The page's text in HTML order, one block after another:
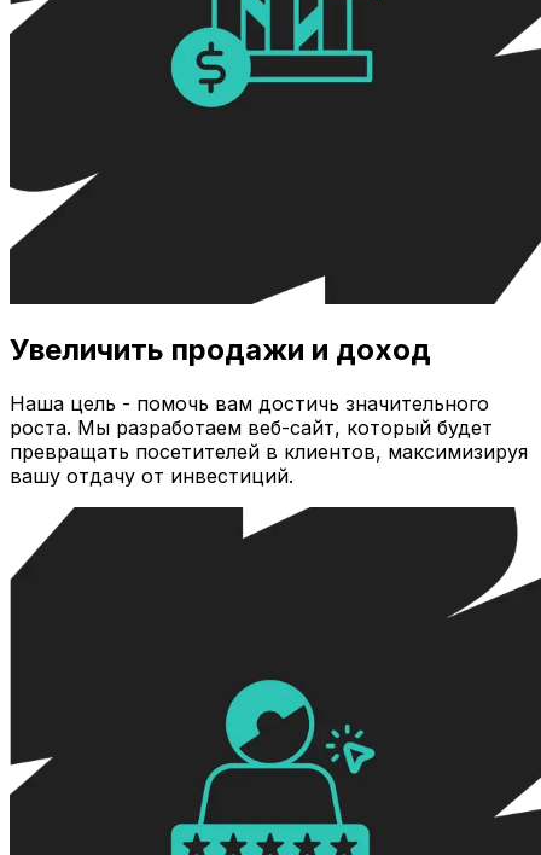
Увеличить продажи и доход
Наша цель - помочь вам достичь значительного
роста. Мы разработаем веб-сайт, который будет
превращать посетителей в клиентов, максимизируя
вашу отдачу от инвестиций.